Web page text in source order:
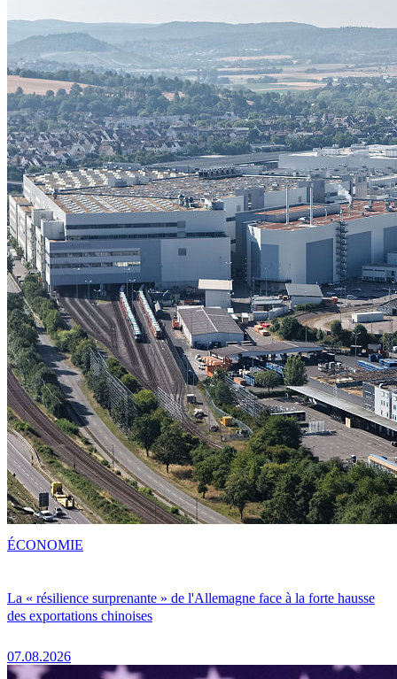
La « résilience surprenante » de l'Allemagne face à la forte hausse
des exportations chinoises
07.08.2026
ÉCONOMIE